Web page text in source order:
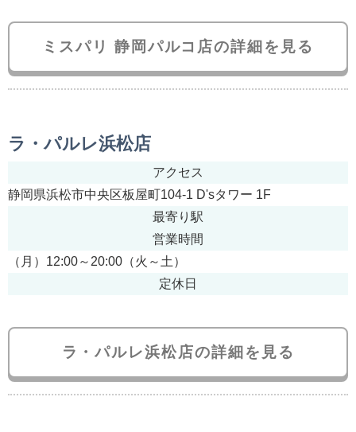
ミスパリ 静岡パルコ店の詳細を見る
ラ・パルレ浜松店
アクセス
静岡県浜松市中央区板屋町104-1 D'sタワー 1F
最寄り駅
営業時間
（月）12:00～20:00（火～土）
定休日
ラ・パルレ浜松店の詳細を見る